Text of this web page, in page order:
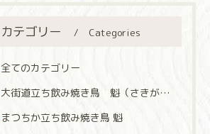
カテゴリー Categories
全てのカテゴリー
大街道立ち飲み焼き鳥 魁（さきがけ）
まつちか立ち飲み焼き鳥 魁